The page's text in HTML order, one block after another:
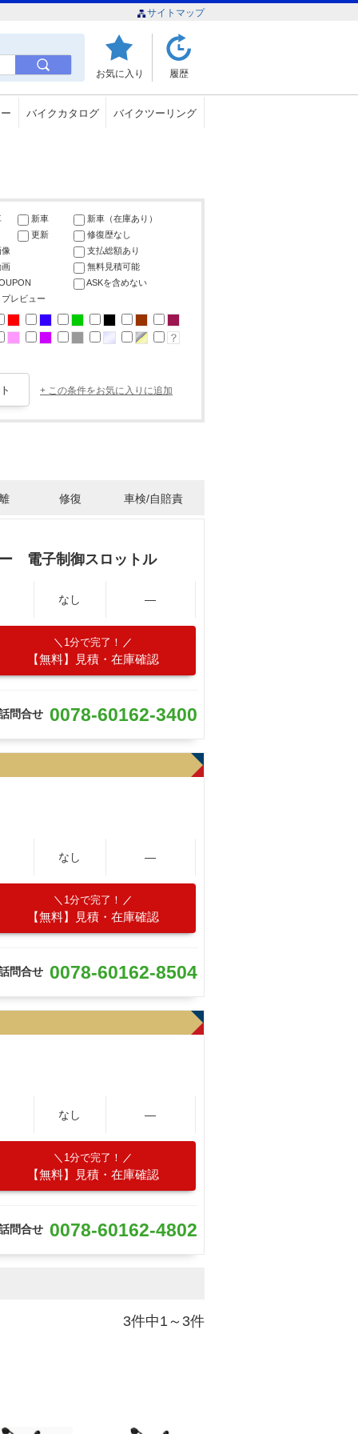
サイトマップ
お気に入り 履歴
バイクカタログ バイクツーリング
新車
新車（在庫あり）
更新
修復歴なし
支払総額あり
画
無料見積可能
ASKを含めない
レビュー
+ この条件をお気に入りに追加
修復 車検/自賠責
電子制御スロットル
なし ―
1分で完了！
【無料】見積・在庫確認
問合せ 0078-60162-3400
なし ―
1分で完了！
【無料】見積・在庫確認
問合せ 0078-60162-8504
なし ―
1分で完了！
【無料】見積・在庫確認
問合せ 0078-60162-4802
3件中1～3件